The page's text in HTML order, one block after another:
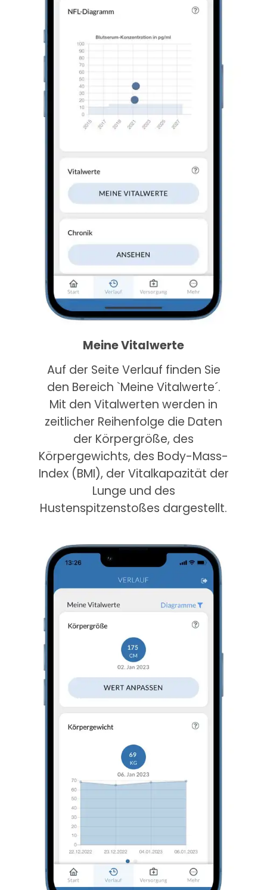
Meine Vitalwerte
Auf der Seite Verlauf finden Sie
den Bereich `Meine Vitalwerte´.
Mit den Vitalwerten werden in
zeitlicher Reihenfolge die Daten
der Körpergröße, des
Körpergewichts, des Body-Mass-
Index (BMI), der Vitalkapazität der
Lunge und des
Hustenspitzenstoßes dargestellt.